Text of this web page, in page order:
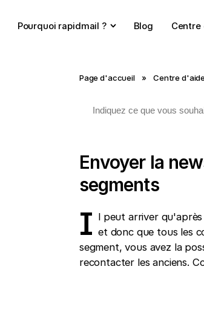
Pourquoi rapidmail ? Blog
Page d'accueil » Centre
Envoyer la
segments
I l peut arriver
et donc que tous les
segment, vous avez la
recontacter les anciens.